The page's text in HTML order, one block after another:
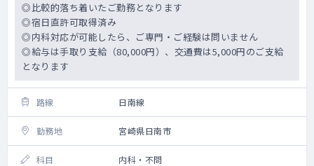
◎比較的落ち着いたご勤務となります
◎宿日直許可取得済み
◎内科対応が可能したら、ご専門・ご経験は問いません
◎給与は手取り支給（80,000円）、交通費は5,000円のご支給
となります
路線 日南線
勤務地 宮崎県日南市
科目 内科・不問